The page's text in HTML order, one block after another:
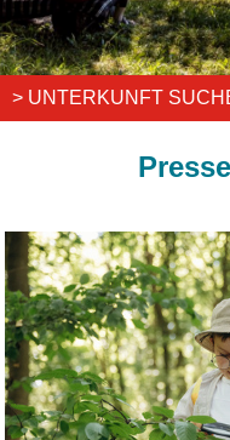
> UNTERKUNFT